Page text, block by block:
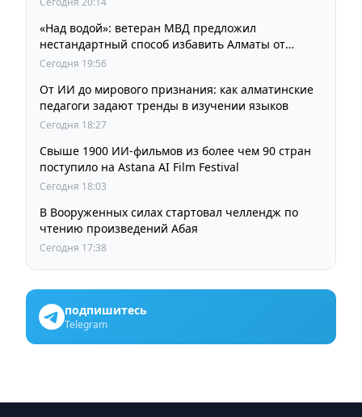
«Над водой»: ветеран МВД предложил
нестандартный способ избавить Алматы от
пробок и смога
Сегодня 19:56
От ИИ до мирового признания: как алматинские
педагоги задают тренды в изучении языков
Сегодня 18:27
Свыше 1900 ИИ-фильмов из более чем 90 стран
поступило на Astana AI Film Festival
Сегодня 18:03
В Вооруженных силах стартовал челлендж по
чтению произведений Абая
Сегодня 17:38
подпишитесь
Telegram